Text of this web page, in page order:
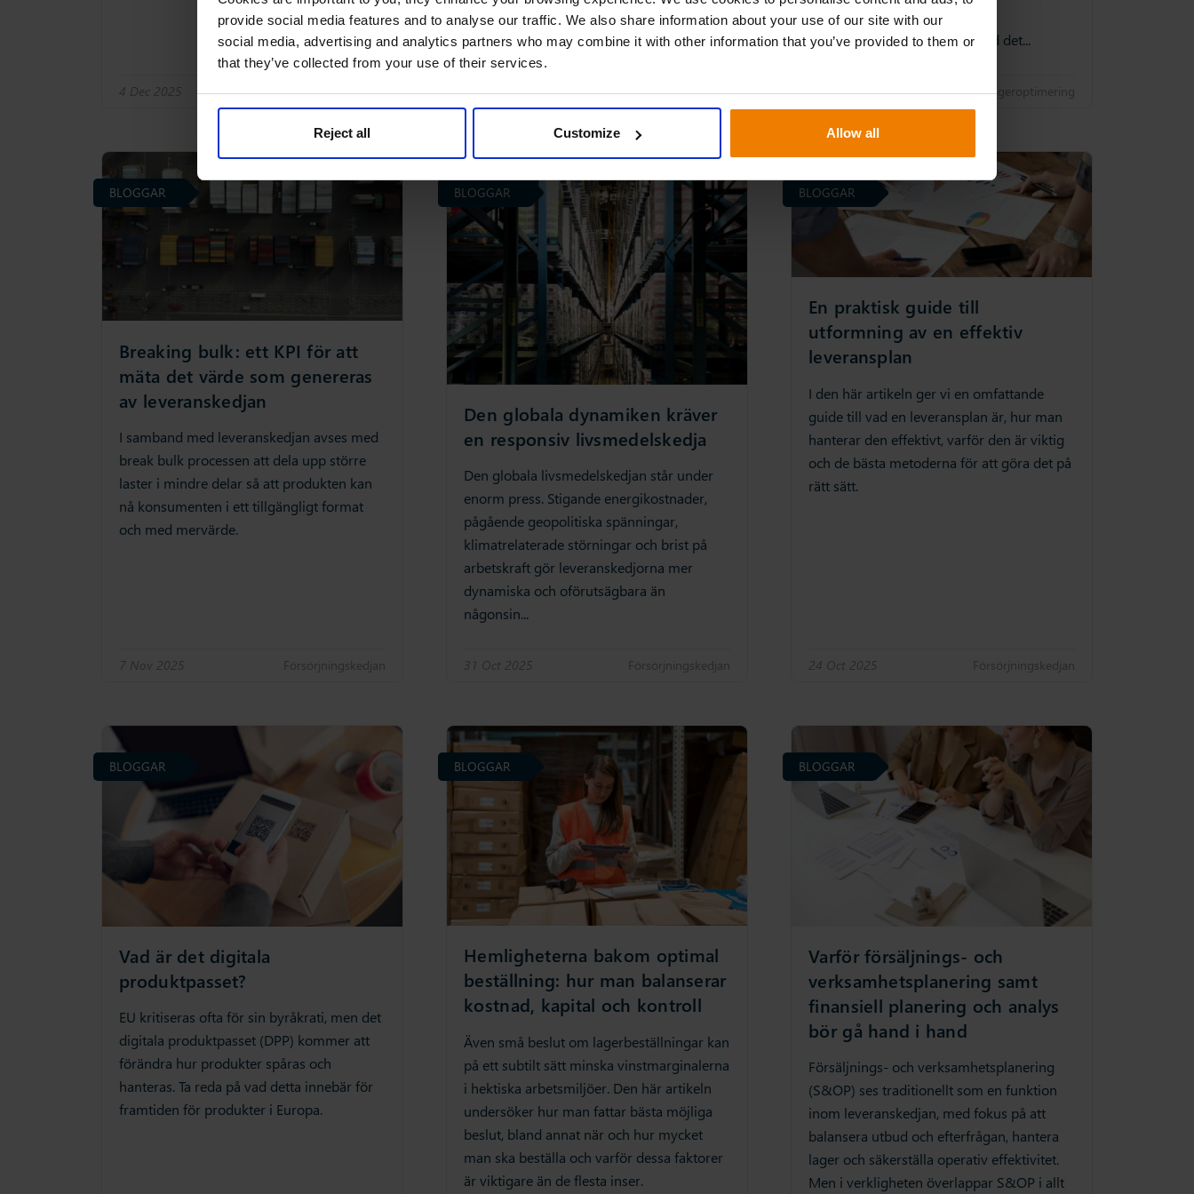
provide social media features and to analyse our traffic. We also share information about your use of our site with our
social media, advertising and analytics partners who may combine it with other information that you’ve provided to them or
that they’ve collected from your use of their services.
Reject all Customize Allow all
4 Dec 2025 Försörjningskedjan 4 Dec 2025 Lageroptimering
hjälpa ett företag att förstå om
investeringen verkligen är värd det...
20 Nov 2025 Lageroptimering
Breaking bulk: ett KPI för att
mäta det värde som genereras
av leveranskedjan
I samband med leveranskedjan avses med
break bulk processen att dela upp större
laster i mindre delar så att produkten kan
nå konsumenten i ett tillgängligt format
och med mervärde.
7 Nov 2025 Försörjningskedjan
BLOGGAR
Den globala dynamiken kräver
en responsiv livsmedelskedja
Den globala livsmedelskedjan står under
enorm press. Stigande energikostnader,
pågående geopolitiska spänningar,
klimatrelaterade störningar och brist på
arbetskraft gör leveranskedjorna mer
dynamiska och oförutsägbara än
någonsin...
31 Oct 2025 Försörjningskedjan
BLOGGAR
En praktisk guide till
utformning av en effektiv
leveransplan
I den här artikeln ger vi en omfattande
guide till vad en leveransplan är, hur man
hanterar den effektivt, varför den är viktig
och de bästa metoderna för att göra det på
rätt sätt.
24 Oct 2025 Försörjningskedjan
BLOGGAR
Vad är det digitala
produktpasset?
EU kritiseras ofta för sin byråkrati, men det
digitala produktpasset (DPP) kommer att
förändra hur produkter spåras och
hanteras. Ta reda på vad detta innebär för
framtiden för produkter i Europa.
BLOGGAR
Hemligheterna bakom optimal
beställning: hur man balanserar
kostnad, kapital och kontroll
Även små beslut om lagerbeställningar kan
på ett subtilt sätt minska vinstmarginalerna
i hektiska arbetsmiljöer. Den här artikeln
undersöker hur man fattar bästa möjliga
beslut, bland annat när och hur mycket
man ska beställa och varför dessa faktorer
är viktigare än de flesta inser.
BLOGGAR
Varför försäljnings- och
verksamhetsplanering samt
finansiell planering och analys
bör gå hand i hand
Försäljnings- och verksamhetsplanering
(S&OP) ses traditionellt som en funktion
inom leveranskedjan, med fokus på att
balansera utbud och efterfrågan, hantera
lager och säkerställa operativ effektivitet.
Men i verkligheten överlappar S&OP i allt
BLOGGAR